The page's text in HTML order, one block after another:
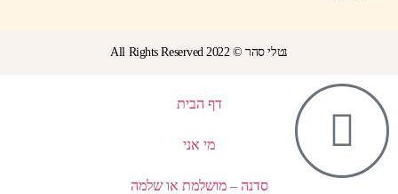
נטלי סהר © All Rights Reserved 2022
דף הבית
מי אני
סדנה – מושלמת או שלמה